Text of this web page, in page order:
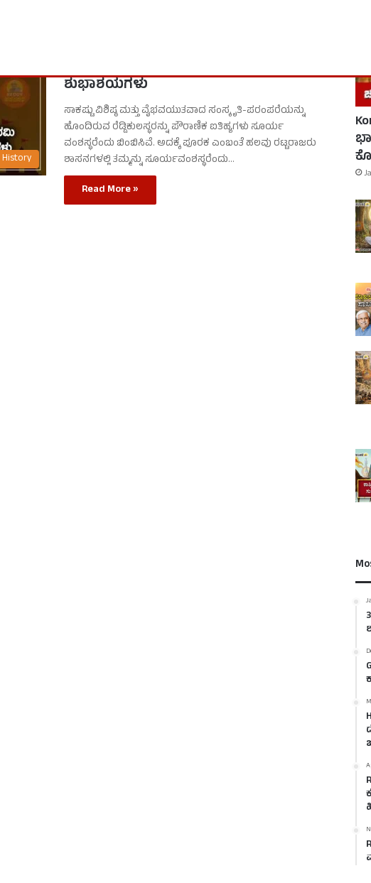
History
ಶುಭಾಶಯಗಳು
ಸಾಕಷ್ಟು ವಿಶಿಷ್ಠ ಮತ್ತು ವೈಭವಯುತವಾದ ಸಂಸ್ಕೃತಿ-ಪರಂಪರೆಯನ್ನು
ಹೊಂದಿರುವ ರೆಡ್ಡಿಕುಲಸ್ಥರನ್ನು ಪೌರಾಣಿಕ ಐತಿಹ್ಯಗಳು ಸೂರ್ಯ
ವಂಶಸ್ಥರೆಂದು ಬಿಂಬಿಸಿವೆ. ಅದಕ್ಕೆ ಪೂರಕ ಎಂಬಂತೆ ಹಲವು ರಟ್ಟರಾಜರು
ಶಾಸನಗಳಲ್ಲಿ ತಮ್ಮನ್ನು ಸೂರ್ಯವಂಶಸ್ಥರೆಂದು…
Read More »